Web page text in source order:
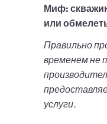
Миф:
или
Правильно
временем не
услуги.